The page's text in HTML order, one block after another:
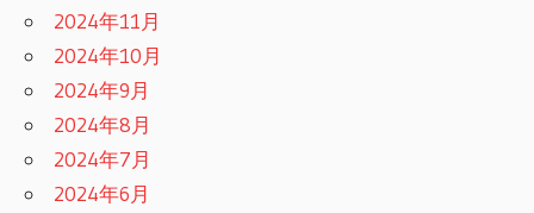
2024年11月
2024年10月
2024年9月
2024年8月
2024年7月
2024年6月